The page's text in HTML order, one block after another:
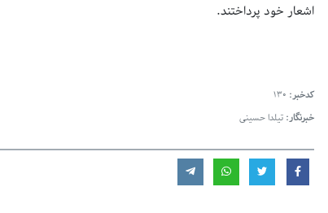
اشعار خود پرداختند.
کدخبر: 130
خبرنگار: تیلدا حسینی